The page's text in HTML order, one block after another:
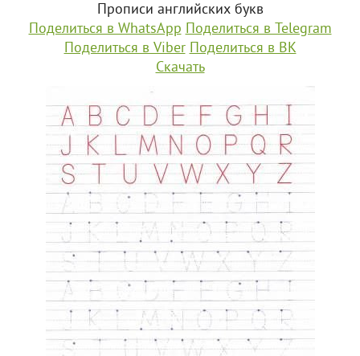
Прописи английских букв
Поделиться в WhatsApp Поделиться в Telegram
Поделиться в Viber Поделиться в ВК
Скачать